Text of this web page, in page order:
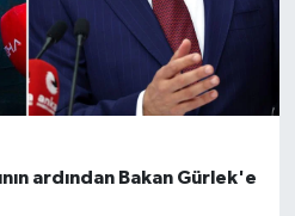
ardından Bakan Gürlek'e